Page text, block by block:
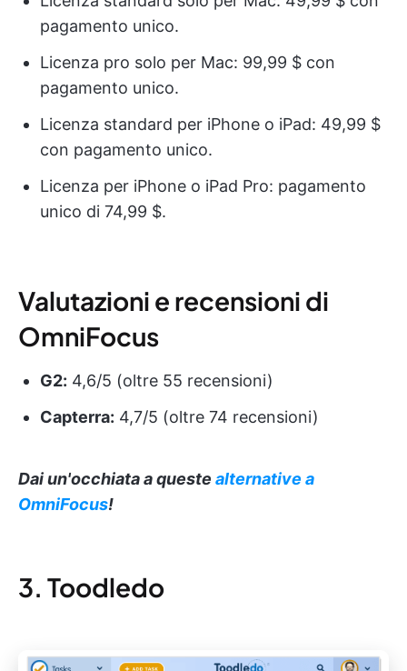
pagamento unico.
Licenza pro solo per Mac: 99,99 $ con
pagamento unico.
Licenza standard per iPhone o iPad: 49,99 $
con pagamento unico.
Licenza per iPhone o iPad Pro: pagamento
unico di 74,99 $.
Valutazioni e recensioni di
OmniFocus
G2: 4,6/5 (oltre 55 recensioni)
Capterra: 4,7/5 (oltre 74 recensioni)
Dai un'occhiata a queste alternative a
OmniFocus!
3. Toodledo